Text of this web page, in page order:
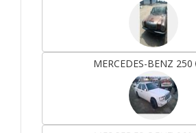
MERCEDES-BENZ 250